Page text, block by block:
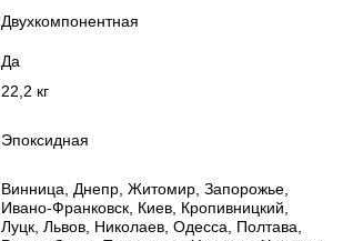
Двухкомпонентная
Да
22,2 кг
Эпоксидная
Винница, Днепр, Житомир, Запорожье,
Ивано-Франковск, Киев, Кропивницкий,
Луцк, Львов, Николаев, Одесса, Полтава,